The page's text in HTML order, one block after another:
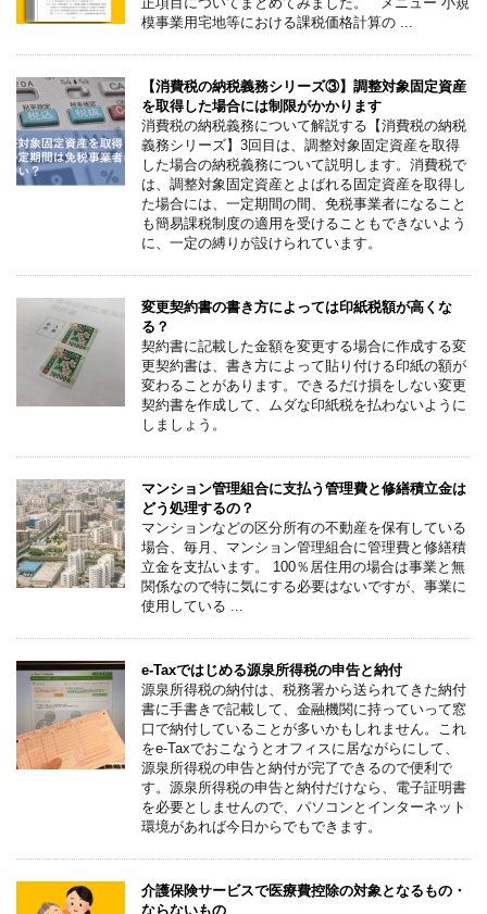
模事業用宅地等における課税価格計算の ...
【消費税の納税義務シリーズ③】調整対象固定資産
を取得した場合には制限がかかります
消費税の納税義務について解説する【消費税の納税
義務シリーズ】3回目は、調整対象固定資産を取得
した場合の納税義務について説明します。消費税で
は、調整対象固定資産とよばれる固定資産を取得し
た場合には、一定期間の間、免税事業者になること
も簡易課税制度の適用を受けることもできないよう
に、一定の縛りが設けられています。
変更契約書の書き方によっては印紙税額が高くな
る？
契約書に記載した金額を変更する場合に作成する変
更契約書は、書き方によって貼り付ける印紙の額が
変わることがあります。できるだけ損をしない変更
契約書を作成して、ムダな印紙税を払わないように
しましょう。
マンション管理組合に支払う管理費と修繕積立金は
どう処理するの？
マンションなどの区分所有の不動産を保有している
場合、毎月、マンション管理組合に管理費と修繕積
立金を支払います。 100％居住用の場合は事業と無
関係なので特に気にする必要はないですが、事業に
使用している ...
e-Taxではじめる源泉所得税の申告と納付
源泉所得税の納付は、税務署から送られてきた納付
書に手書きで記載して、金融機関に持っていって窓
口で納付していることが多いかもしれません。これ
をe-Taxでおこなうとオフィスに居ながらにして、
源泉所得税の申告と納付が完了できるので便利で
す。源泉所得税の申告と納付だけなら、電子証明書
を必要としませんので、パソコンとインターネット
環境があれば今日からでもできます。
介護保険サービスで医療費控除の対象となるもの・
ならないもの